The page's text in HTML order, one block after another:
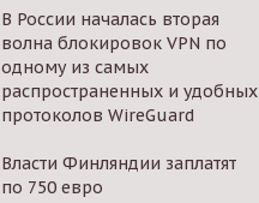
В России началась вторая
волна блокировок VPN по
одному из самых
распространенных и удобных
протоколов WireGuard
Власти Финляндии заплатят
по 750 евро